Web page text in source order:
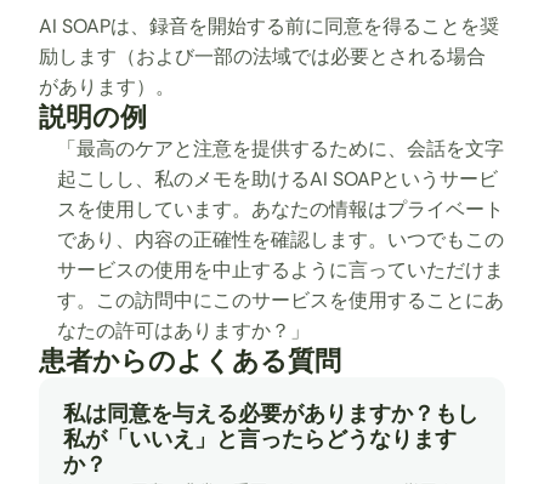
AI SOAPは、録音を開始する前に同意を得ることを奨
励します（および一部の法域では必要とされる場合
があります）。
説明の例
「最高のケアと注意を提供するために、会話を文字
起こしし、私のメモを助けるAI SOAPというサービ
スを使用しています。あなたの情報はプライベート
であり、内容の正確性を確認します。いつでもこの
サービスの使用を中止するように言っていただけま
す。この訪問中にこのサービスを使用することにあ
なたの許可はありますか？」
患者からのよくある質問
私は同意を与える必要がありますか？もし
私が「いいえ」と言ったらどうなります
か？